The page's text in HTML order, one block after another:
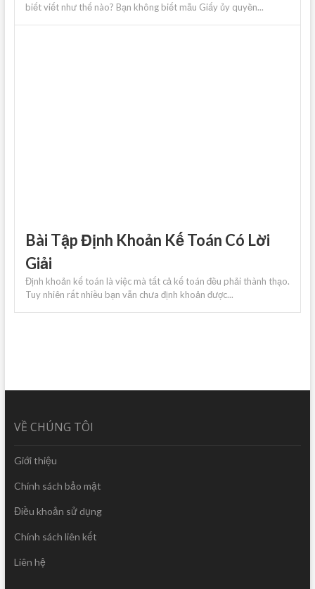
biết viết như thế nào? Bạn không biết mẫu Giấy ủy quyền...
Bài Tập Định Khoản Kế Toán Có Lời
Giải
Định khoản kế toán là việc mà tất cả kế toán đều phải thành thạo.
Tuy nhiên rất nhiều bạn vẫn chưa định khoản được...
VỀ CHÚNG TÔI
Giới thiệu
Chính sách bảo mật
Điều khoản sử dụng
Chính sách liên kết
Liên hệ